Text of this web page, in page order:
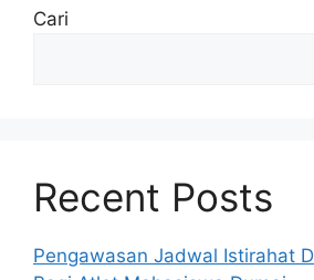
Cari
Recent Posts
Pengawasan Jadwal Istirahat